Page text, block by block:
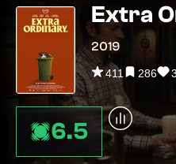
Extra
2019
411 286
6.5